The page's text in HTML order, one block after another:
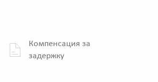
Компенсация за
задержку